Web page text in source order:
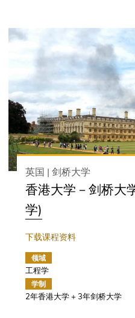
英国 | 剑桥大学
香港大学－剑桥大
学)
下载课程资料
领域
工程学
学制
2年香港大学 + 3年剑桥大学